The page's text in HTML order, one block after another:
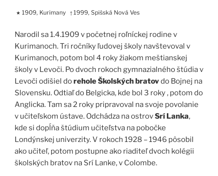
★ 1909, Kurimany †1999, Spišská Nová Ves
Narodil sa 1.4.1909 v početnej roľníckej rodine v
Kurimanoch. Tri ročníky ľudovej školy navštevoval v
Kurimanoch, potom bol 4 roky žiakom meštianskej
školy v Levoči. Po dvoch rokoch gymnazialného štúdia v
Levoči odišiel dorehole Školských bratovdo Bojnej na
Slovensku. Odtiaľ do Belgicka, kde bol 3 roky , potom do
Anglicka. Tam sa 2 roky pripravoval na svoje povolanie
v učiteľskom ústave. Odchádza na ostrovSrí Lanka,
kde si dopĺňa štúdium učiteľstva na pobočke
Londýnskej univerzity. V rokoch 1928 – 1946 pôsobil
ako učiteľ, potom postupne ako riaditeľ dvoch kolégii
školských bratov na Srí Lanke, v Colombe.